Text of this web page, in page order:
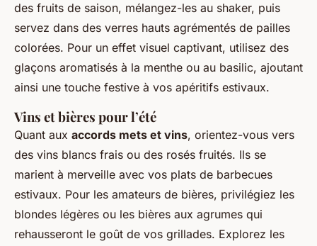
des fruits de saison, mélangez-les au shaker, puis
servez dans des verres hauts agrémentés de pailles
colorées. Pour un effet visuel captivant, utilisez des
glaçons aromatisés à la menthe ou au basilic, ajoutant
ainsi une touche festive à vos apéritifs estivaux.
Vins et bières pour l’été
Quant aux accords mets et vins, orientez-vous vers
des vins blancs frais ou des rosés fruités. Ils se
marient à merveille avec vos plats de barbecues
estivaux. Pour les amateurs de bières, privilégiez les
blondes légères ou les bières aux agrumes qui
rehausseront le goût de vos grillades. Explorez les